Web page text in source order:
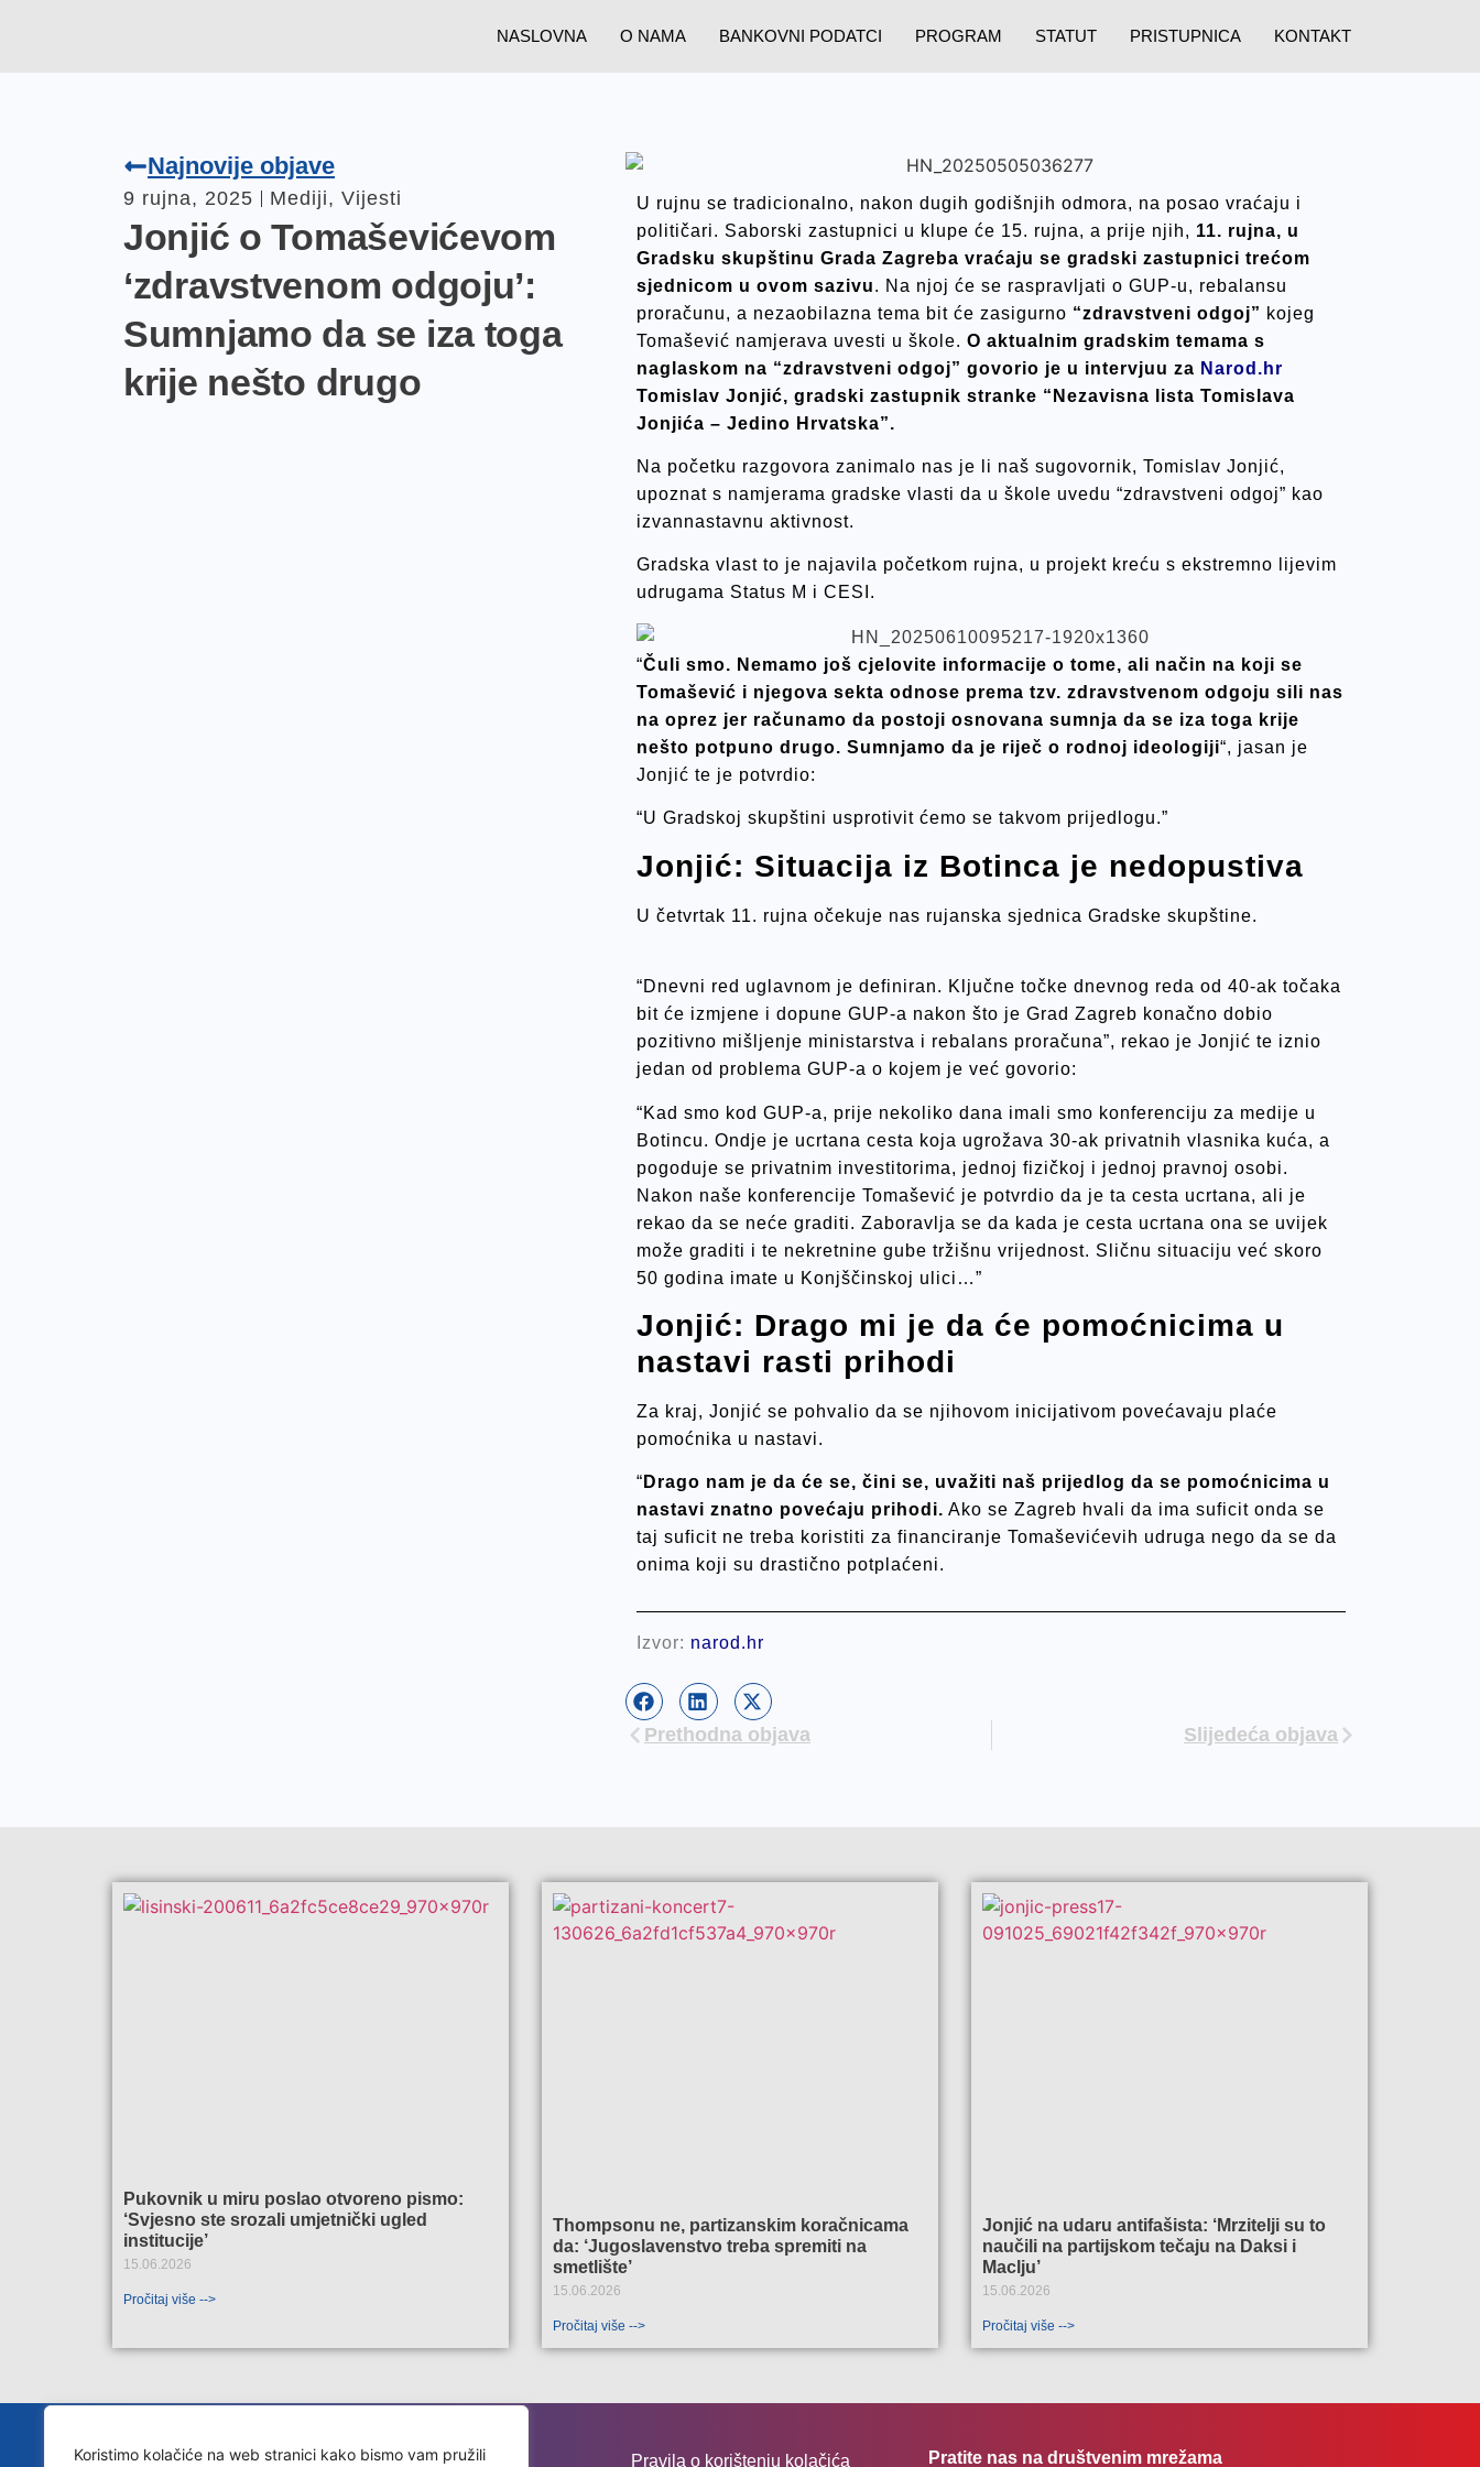
Koristimo kolačiće na web stranici kako bismo vam pružili
NASLOVNA O NAMA BANKOVNI PODATCI PROGRAM STATUT PRISTUPNICA KONTAKT
Najnovije objave
9 rujna, 2025 Mediji, Vijesti
Jonjić o Tomaševićevom
‘zdravstvenom odgoju’:
Sumnjamo da se iza toga
krije nešto drugo
U rujnu se tradicionalno, nakon dugih godišnjih odmora, na posao vraćaju i
političari. Saborski zastupnici u klupe će 15. rujna, a prije njih, 11. rujna, u
Gradsku skupštinu Grada Zagreba vraćaju se gradski zastupnici trećom
sjednicom u ovom sazivu. Na njoj će se raspravljati o GUP-u, rebalansu
proračunu, a nezaobilazna tema bit će zasigurno “zdravstveni odgoj” kojeg
Tomašević namjerava uvesti u škole. O aktualnim gradskim temama s
naglaskom na “zdravstveni odgoj” govorio je u intervjuu za Narod.hr
Tomislav Jonjić, gradski zastupnik stranke “Nezavisna lista Tomislava
Jonjića – Jedino Hrvatska”.
Na početku razgovora zanimalo nas je li naš sugovornik, Tomislav Jonjić,
upoznat s namjerama gradske vlasti da u škole uvedu “zdravstveni odgoj” kao
izvannastavnu aktivnost.
Gradska vlast to je najavila početkom rujna, u projekt kreću s ekstremno lijevim
udrugama Status M i CESI.
“Čuli smo. Nemamo još cjelovite informacije o tome, ali način na koji se
Tomašević i njegova sekta odnose prema tzv. zdravstvenom odgoju sili nas
na oprez jer računamo da postoji osnovana sumnja da se iza toga krije
nešto potpuno drugo. Sumnjamo da je riječ o rodnoj ideologiji“, jasan je
Jonjić te je potvrdio:
“U Gradskoj skupštini usprotivit ćemo se takvom prijedlogu.”
Jonjić: Situacija iz Botinca je nedopustiva
U četvrtak 11. rujna očekuje nas rujanska sjednica Gradske skupštine.
“Dnevni red uglavnom je definiran. Ključne točke dnevnog reda od 40-ak točaka
bit će izmjene i dopune GUP-a nakon što je Grad Zagreb konačno dobio
pozitivno mišljenje ministarstva i rebalans proračuna”, rekao je Jonjić te iznio
jedan od problema GUP-a o kojem je već govorio:
“Kad smo kod GUP-a, prije nekoliko dana imali smo konferenciju za medije u
Botincu. Ondje je ucrtana cesta koja ugrožava 30-ak privatnih vlasnika kuća, a
pogoduje se privatnim investitorima, jednoj fizičkoj i jednoj pravnoj osobi.
Nakon naše konferencije Tomašević je potvrdio da je ta cesta ucrtana, ali je
rekao da se neće graditi. Zaboravlja se da kada je cesta ucrtana ona se uvijek
može graditi i te nekretnine gube tržišnu vrijednost. Sličnu situaciju već skoro
50 godina imate u Konjščinskoj ulici…”
Jonjić: Drago mi je da će pomoćnicima u
nastavi rasti prihodi
Za kraj, Jonjić se pohvalio da se njihovom inicijativom povećavaju plaće
pomoćnika u nastavi.
“ Drago nam je da će se, čini se, uvažiti naš prijedlog da se pomoćnicima u
nastavi znatno povećaju prihodi. Ako se Zagreb hvali da ima suficit onda se
taj suficit ne treba koristiti za financiranje Tomaševićevih udruga nego da se da
onima koji su drastično potplaćeni.
Izvor: narod.hr
Prethodna objava Slijedeća objava
Pukovnik u miru poslao otvoreno pismo:
‘Svjesno ste srozali umjetnički ugled
institucije’
15.06.2026
Pročitaj više -->
Thompsonu ne, partizanskim koračnicama
da: ‘Jugoslavenstvo treba spremiti na
smetlište’
15.06.2026
Pročitaj više -->
Jonjić na udaru antifašista: ‘Mrzitelji su to
naučili na partijskom tečaju na Daksi i
Maclju’
15.06.2026
Pročitaj više -->
Pravila o korištenju kolačića Pratite nas na društvenim mrežama